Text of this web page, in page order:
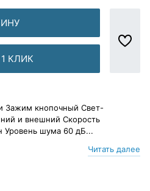
КЛИК
Зажим кнопочный Свет-
и внешний Скорость
Уровень шума 60 дБ...
Читать далее